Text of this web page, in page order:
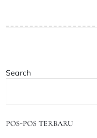
Search
POS-POS TERBARU